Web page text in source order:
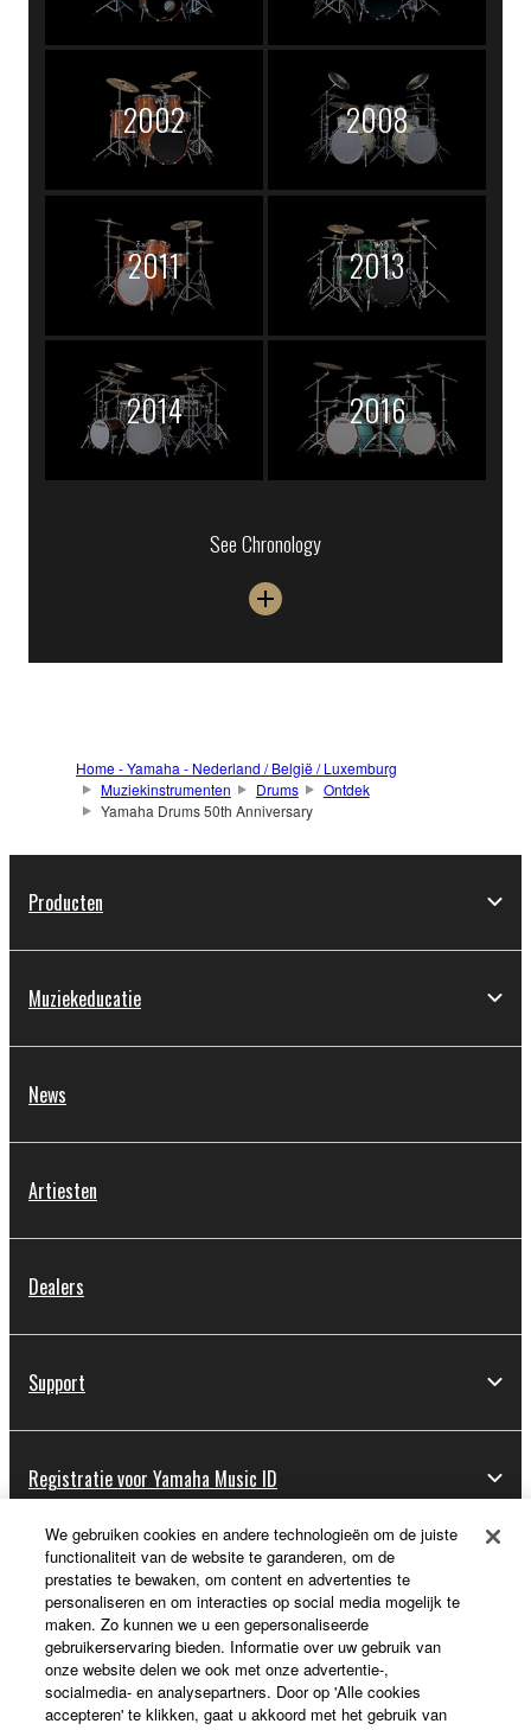
2002 2008
2011 2013
2014 2016
See Chronology
Home - Yamaha - Nederland / België / Luxemburg
Muziekinstrumenten
Drums
Ontdek
Yamaha Drums 50th Anniversary
Producten
Muziekeducatie
News
Artiesten
Dealers
Support
Registratie voor Yamaha Music ID
Over Yamaha
Nederland / België / Luxemburg - Dutch
Business
We gebruiken cookies en andere technologieën om de juiste
functionaliteit van de website te garanderen, om de
prestaties te bewaken, om content en advertenties te
personaliseren en om interacties op social media mogelijk te
maken. Zo kunnen we u een gepersonaliseerde
gebruikerservaring bieden. Informatie over uw gebruik van
onze website delen we ook met onze advertentie-,
socialmedia- en analysepartners. Door op 'Alle cookies
accepteren' te klikken, gaat u akkoord met het gebruik van